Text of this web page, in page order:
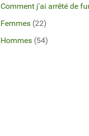
Comment j'ai arrêté de
Femmes (22)
Hommes (54)